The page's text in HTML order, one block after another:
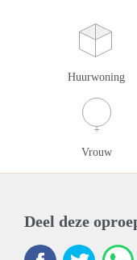
Huurwoning
Vrouw
Deel deze